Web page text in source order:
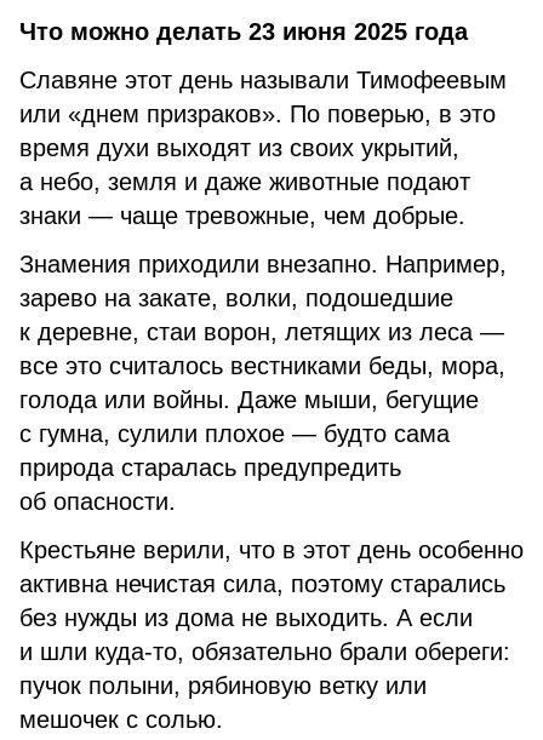
Что можно делать 23 июня 2025 года
Славяне этот день называли Тимофеевым
или «днем призраков». По поверью, в это
время духи выходят из своих укрытий,
а небо, земля и даже животные подают
знаки — чаще тревожные, чем добрые.
Знамения приходили внезапно. Например,
зарево на закате, волки, подошедшие
к деревне, стаи ворон, летящих из леса —
все это считалось вестниками беды, мора,
голода или войны. Даже мыши, бегущие
с гумна, сулили плохое — будто сама
природа старалась предупредить
об опасности.
Крестьяне верили, что в этот день особенно
активна нечистая сила, поэтому старались
без нужды из дома не выходить. А если
и шли куда-то, обязательно брали обереги:
пучок полыни, рябиновую ветку или
мешочек с солью.